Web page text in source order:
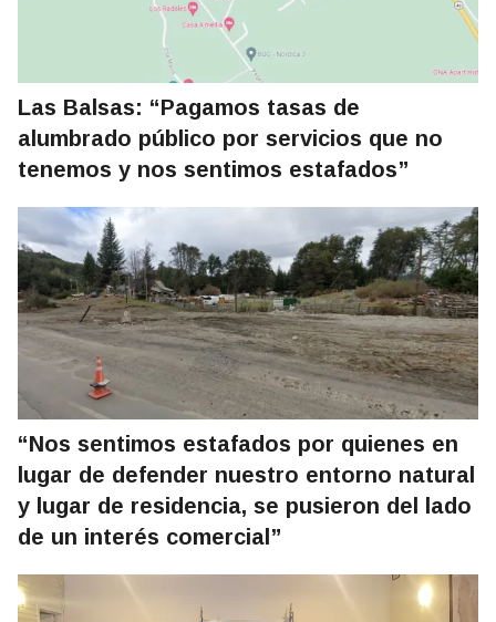
Las Balsas: “Pagamos tasas de
alumbrado público por servicios que no
tenemos y nos sentimos estafados”
“Nos sentimos estafados por quienes en
lugar de defender nuestro entorno natural
y lugar de residencia, se pusieron del lado
de un interés comercial”